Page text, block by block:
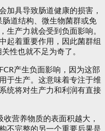
加具导致肠道健康的损害，
道结构、微生物菌群或免
生产力就会受到负面影响。
起着重要作用，因此菌群组
性也就不足为奇了。
产生负面影响，因为这部
于生产。这意味着专注于维
统将对生产力和利润有直接
营养物质的表面积越大，
不完整的另一个重要后果是